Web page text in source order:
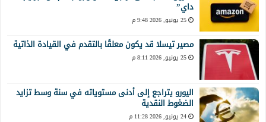
داي”
25 يونيو, 2026 9:48 م
مصير تيسلا قد يكون معلقًا بالتقدم في القيادة الذاتية
25 يونيو, 2026 8:11 م
اليورو يتراجع إلى أدنى مستوياته في سنة وسط تزايد
الضغوط النقدية
24 يونيو, 2026 11:28 م